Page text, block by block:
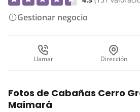
Gestionar negocio
Llamar Dirección
Fotos de Cabañas Cerro
Maimará